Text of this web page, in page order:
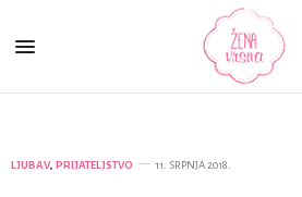
LJUBAV, PRIJATELJSTVO 11. SRPNJA 2018.